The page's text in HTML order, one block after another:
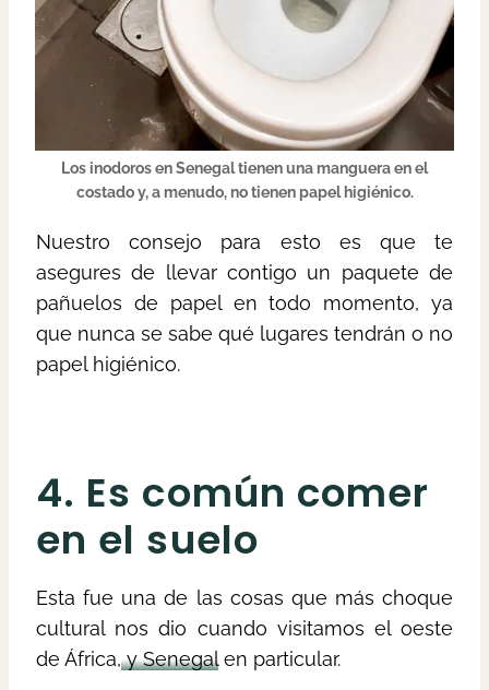
Los inodoros en Senegal tienen una manguera en el
costado y, a menudo, no tienen papel higiénico.
Nuestro consejo para esto es que te
asegures de llevar contigo un paquete de
pañuelos de papel en todo momento, ya
que nunca se sabe qué lugares tendrán o no
papel higiénico.
4. Es común comer
en el suelo
Esta fue una de las cosas que más choque
cultural nos dio cuando visitamos el oeste
de África, y Senegalen particular.